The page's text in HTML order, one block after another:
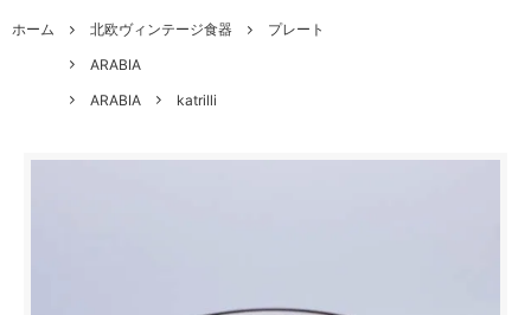
ホーム 北欧ヴィンテージ食器
プレート
ARABIA
ARABIA
katrilli